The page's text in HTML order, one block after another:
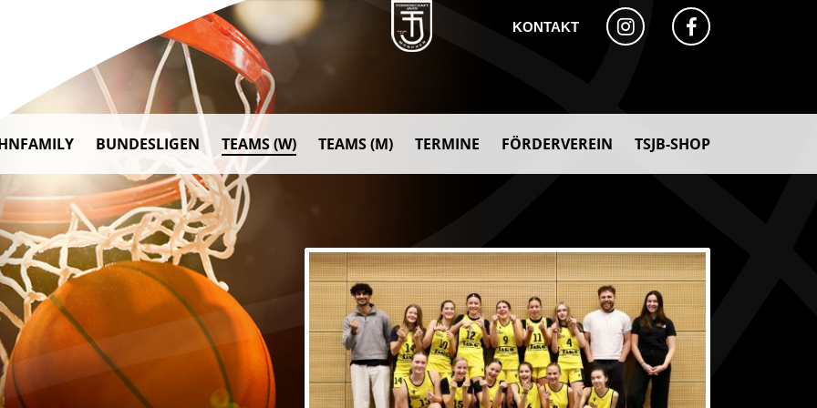
KONTAKT
BUNDESLIGEN TEAMS (W) TEAMS (M) TERMINE FÖRDERVEREIN TSJB-SHOP